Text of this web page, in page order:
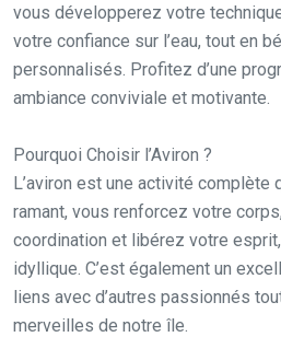
vous développerez votre
votre confiance sur l’eau, tout en
personnalisés. Profitez d’une
ambiance conviviale et motivante.
Pourquoi Choisir l’Aviron ?
L’aviron est une activité complète
ramant, vous renforcez votre
coordination et libérez votre
idyllique. C’est également un
liens avec d’autres passionnés
merveilles de notre île.